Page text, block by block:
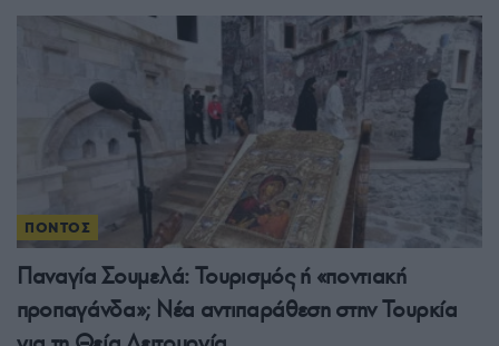
ΠΟΝΤΟΣ
Παναγία Σουμελά: Τουρισμός ή «ποντιακή
προπαγάνδα»; Νέα αντιπαράθεση στην Τουρκία